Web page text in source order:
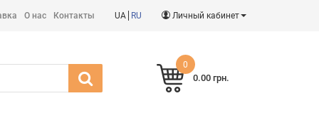
О нас Контакты UA RU Личный кабинет
0
0.00 грн.